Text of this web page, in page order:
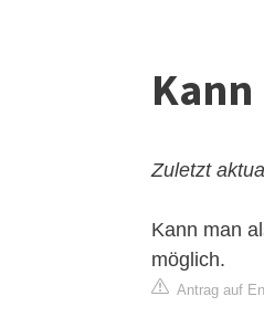
Zuletzt
Kann man
möglich.
Antrag auf